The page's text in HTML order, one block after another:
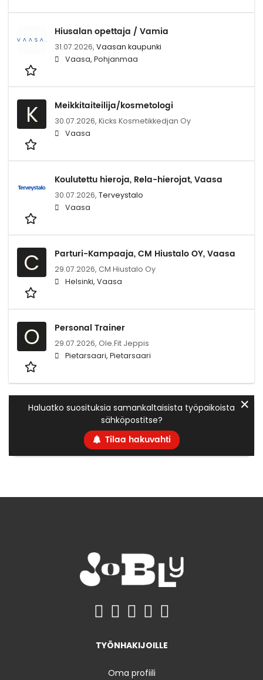
Hiusalan opettaja / Vamia
31.07.2026, Vaasan kaupunki
Vaasa, Pohjanmaa
K Meikkitaiteilija/kosmetologi
30.07.2026, Kicks Kosmetikkedjan Oy
Vaasa
Koulutettu hieroja, Rela-hierojat, Vaasa
30.07.2026, Terveystalo
Vaasa
C Parturi-Kampaaja, CM Hiustalo OY, Vaasa
29.07.2026, CM Hiustalo Oy
Helsinki, Vaasa
O Personal Trainer
29.07.2026, Ole.Fit Jeppis
Pietarsaari, Pietarsaari
Haluatko suosituksia samankaltaisista työpaikoista
sähköpostitse?
Tilaa hakuvahti
✕
TYÖNHAKIJOILLE
Oma profiili